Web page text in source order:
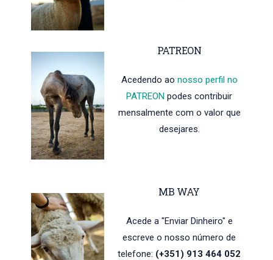
PATREON
Acedendo ao nosso perfil no
PATREON podes contribuir
mensalmente com o valor que
desejares.
MB WAY
Acede a "Enviar Dinheiro" e
escreve o nosso número de
telefone: (+351) 913 464 052